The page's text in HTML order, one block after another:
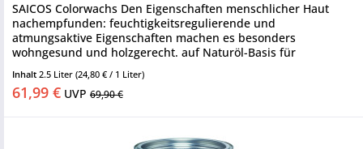
SAICOS Colorwachs Den Eigenschaften menschlicher Haut
nachempfunden: feuchtigkeitsregulierende und
atmungsaktive Eigenschaften machen es besonders
wohngesund und holzgerecht. auf Naturöl-Basis für
Innenhölzer oxidativ trocknend Saicos...
Inhalt 2.5 Liter (24,80 € / 1 Liter)
61,99 € UVP 69,90 €